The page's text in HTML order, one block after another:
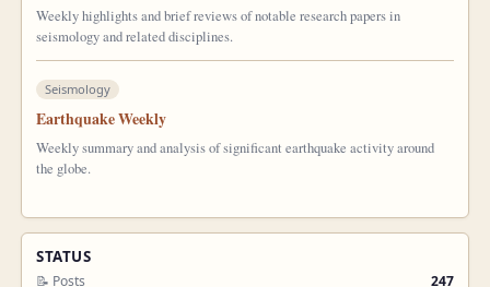
Weekly highlights and brief reviews of notable research papers in
seismology and related disciplines.
Seismology
Earthquake Weekly
Weekly summary and analysis of significant earthquake activity around
the globe.
STATUS
📝 Posts 247